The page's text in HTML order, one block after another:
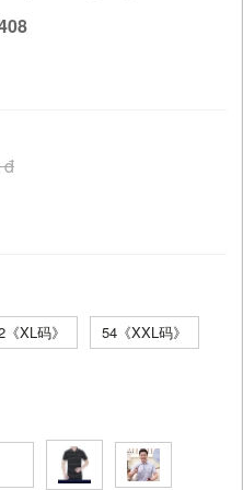
đ
《XL码》 54《XXL码》